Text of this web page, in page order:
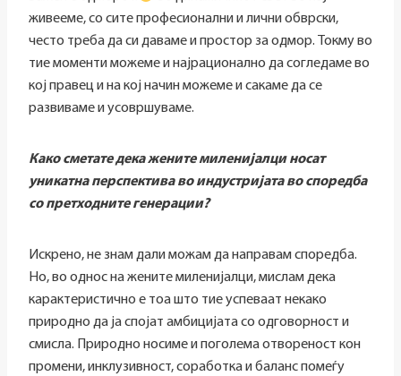
живееме, со сите професионални и лични обврски,
често треба да си даваме и простор за одмор. Токму во
тие моменти можеме и најрационално да согледаме во
кој правец и на кој начин можеме и сакаме да се
развиваме и усовршуваме.
Како сметате дека жените миленијалци носат
уникатна перспектива во индустријата во споредба
со претходните генерации?
Искрено, не знам дали можам да направам споредба.
Но, во однос на жените миленијалци, мислам дека
карактеристично е тоа што тие успеваат некако
природно да ја спојат амбицијата со одговорност и
смисла. Природно носиме и поголема отвореност кон
промени, инклузивност, соработка и баланс помеѓу